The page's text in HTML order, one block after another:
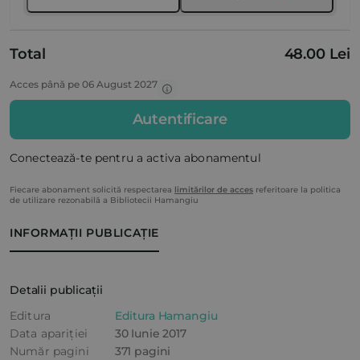
INFORMAȚII PUBLICAȚIE
Detalii publicații
Editura
Editura Hamangiu
Data apariției
30 Iunie 2017
Număr pagini
371 pagini
Total 48.00 Lei
Acces până pe 06 August 2027
Autentificare
Conectează-te pentru a activa abonamentul
Fiecare abonament solicită respectarea limitărilor de acces referitoare la politica
de utilizare rezonabilă a Bibliotecii Hamangiu